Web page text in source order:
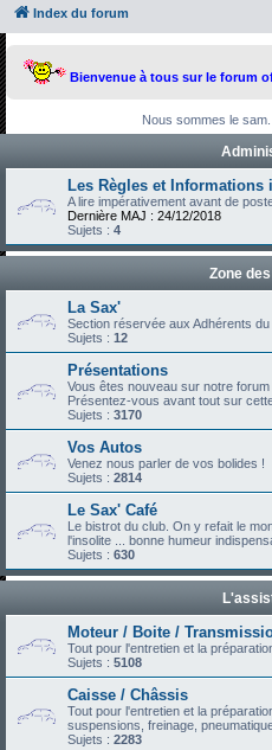
Index du forum
Bienvenue à tous sur le forum
Nous sommes le
Les Règles et Informations
A lire impérativement avant de
Dernière MAJ : 24/12/2018
Sujets : 4
Zone
La Sax'
Section réservée aux Adhérents du
Sujets : 12
Présentations
Vous êtes nouveau sur notre forum
Présentez-vous avant tout sur
Sujets : 3170
Vos Autos
Venez nous parler de vos bolides !
Sujets : 2814
Le Sax' Café
Le bistrot du club. On y refait le
l'insolite ... bonne humeur
Sujets : 630
Moteur / Boite /
Tout pour l'entretien et la
Sujets : 5108
Caisse / Châssis
Tout pour l'entretien et la
suspensions, freinage,
Sujets : 2283